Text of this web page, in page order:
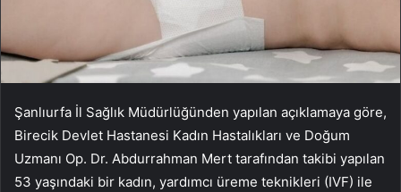
Şanlıurfa İl Sağlık Müdürlüğünden yapılan açıklamaya göre,
Birecik Devlet Hastanesi Kadın Hastalıkları ve Doğum
Uzmanı Op. Dr. Abdurrahman Mert tarafından takibi yapılan
53 yaşındaki bir kadın, yardımcı üreme teknikleri (IVF) ile